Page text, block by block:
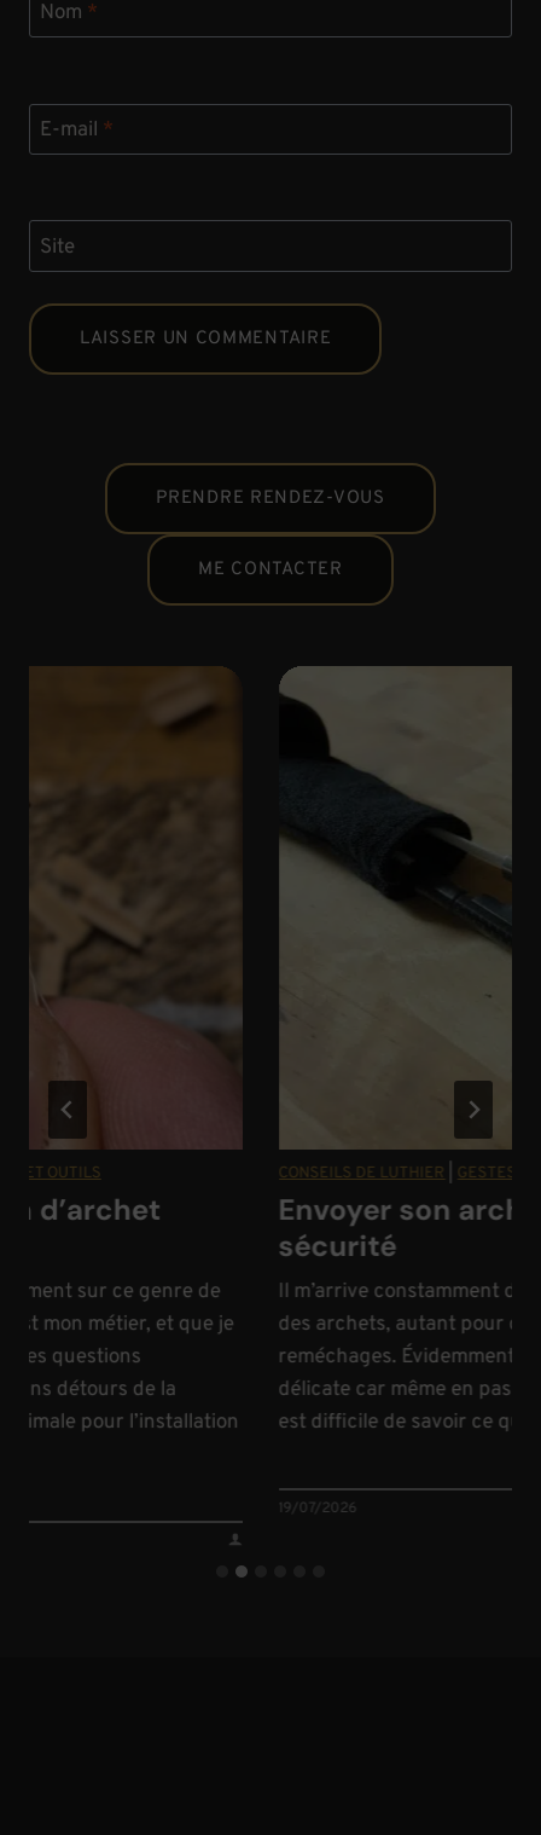
Nom *
E-mail *
Site
PRENDRE RENDEZ-VOUS
ME CONTACTER
sur ce genre de
métier, et que je
de la
pour l’installation
CONSEILS DE LUTHIER|GESTES ET OUTILS
Envoyer son archet
sécurité
Il m’arrive constamment
des archets, autant pour des
reméchages. Évidemment, il s’agit
délicate car même en passant
est difficile de savoir ce qui va
19/07/2026